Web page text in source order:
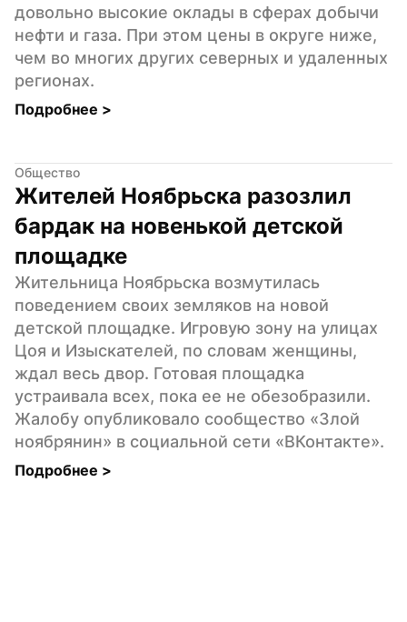
довольно высокие оклады в сферах добычи
нефти и газа. При этом цены в округе ниже,
чем во многих других северных и удаленных
регионах.
Подробнее >
Общество
Жителей Ноябрьска разозлил
бардак на новенькой детской
площадке
Жительница Ноябрьска возмутилась
поведением своих земляков на новой
детской площадке. Игровую зону на улицах
Цоя и Изыскателей, по словам женщины,
ждал весь двор. Готовая площадка
устраивала всех, пока ее не обезобразили.
Жалобу опубликовало сообщество «Злой
ноябрянин» в социальной сети «ВКонтакте».
Подробнее >